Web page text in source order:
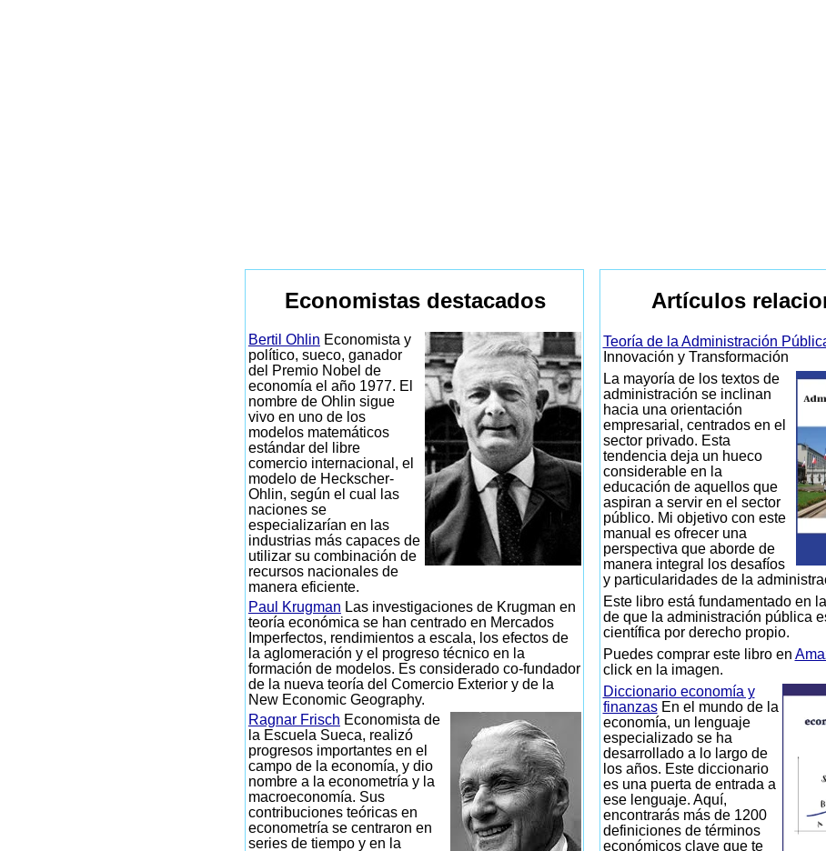
Economistas destacados
Bertil Ohlin Economista y
político, sueco, ganador
del Premio Nobel de
economía el año 1977. El
nombre de Ohlin sigue
vivo en uno de los
modelos matemáticos
estándar del libre
comercio internacional, el
modelo de Heckscher-
Ohlin, según el cual las
naciones se
especializarían en las
industrias más capaces de
utilizar su combinación de
recursos nacionales de
manera eficiente.
Paul Krugman Las investigaciones de Krugman en
teoría económica se han centrado en Mercados
Imperfectos, rendimientos a escala, los efectos de
la aglomeración y el progreso técnico en la
formación de modelos. Es considerado co-fundador
de la nueva teoría del Comercio Exterior y de la
New Economic Geography.
Ragnar Frisch Economista de
la Escuela Sueca, realizó
progresos importantes en el
campo de la economía, y dio
nombre a la econometría y la
macroeconomía. Sus
contribuciones teóricas en
econometría se centraron en
series de tiempo y en la
Artículos
Teoría de la Administración
Innovación y Transformación
La mayoría de los textos de
administración se inclinan
hacia una orientación
empresarial, centrados en el
sector privado. Esta
tendencia deja un hueco
considerable en la
educación de aquellos que
aspiran a servir en el sector
público. Mi objetivo con este
manual es ofrecer una
perspectiva que aborde de
manera integral los desafíos
y particularidades de la
Este libro está fundamentado en
de que la administración pública
científica por derecho propio.
Puedes comprar este libro en
click en la imagen.
Diccionario economía y
finanzasEn el mundo de la
economía, un lenguaje
especializado se ha
desarrollado a lo largo de
los años. Este diccionario
es una puerta de entrada a
ese lenguaje. Aquí,
encontrarás más de 1200
definiciones de términos
económicos clave que te